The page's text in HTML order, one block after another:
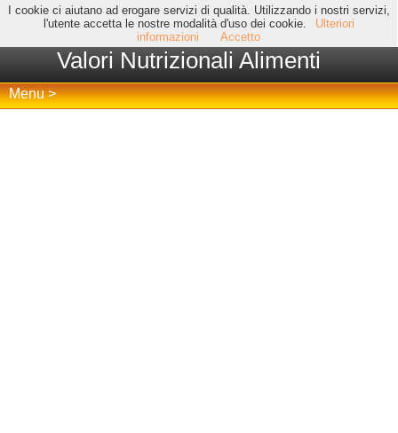
I cookie ci aiutano ad erogare servizi di qualità. Utilizzando i nostri servizi,
l'utente accetta le nostre modalità d'uso dei cookie.
Ulteriori
informazioni
Accetto
Valori Nutrizionali Alimenti
Menu >